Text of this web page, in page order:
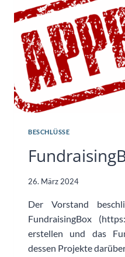
BESCHLÜSSE
26. März 2024
Der Vorstand
FundraisingBox
erstellen und das
dessen Projekte